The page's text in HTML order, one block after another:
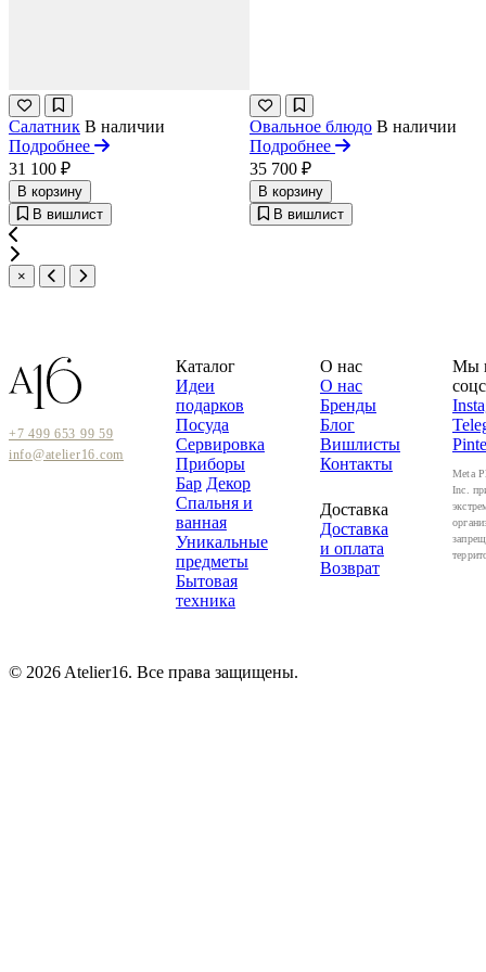
Салатник В наличии
Подробнее
31 100 ₽
В корзину
В вишлист
Овальное блюдо В наличии
Подробнее
35 700 ₽
В корзину
В вишлист
×
+7 499 653 99 59
info@atelier16.com
Каталог
Идеи
подарков
Посуда
Сервировка
Приборы
Бар Декор
Спальня и
ванная
Уникальные
предметы
Бытовая
техника
О нас
О нас
Бренды
Блог
Вишлисты
Контакты
Доставка
Доставка
и оплата
Возврат
Мы
Meta
Inc.
© 2026 Atelier16. Все права защищены.